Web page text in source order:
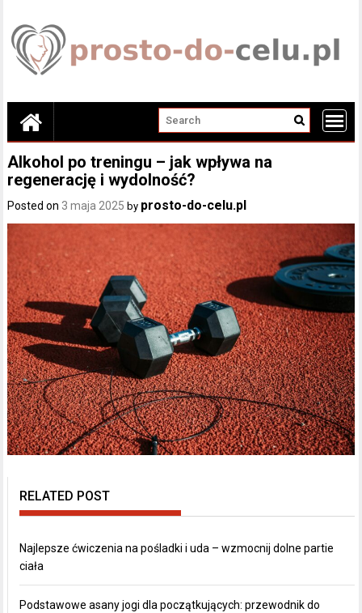
content
Alkohol po treningu – jak wpływa na
regenerację i wydolność?
Posted on 3 maja 2025 by prosto-do-celu.pl
RELATED POST
Najlepsze ćwiczenia na pośladki i uda – wzmocnij dolne partie
ciała
Podstawowe asany jogi dla początkujących: przewodnik do